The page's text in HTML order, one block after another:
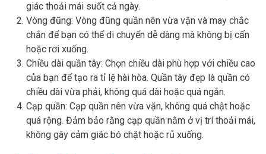
giác thoải mái suốt cả ngày.
Vòng đũng: Vòng đũng quần nên vừa vặn và may chắc
chắn để bạn có thể di chuyển dễ dàng mà không bị cấn
hoặc rơi xuống.
Chiều dài quần tây: Chọn chiều dài phù hợp với chiều cao
của bạn để tạo ra tỉ lệ hài hòa. Quần tây đẹp là quần có
chiều dài vừa phải, không quá dài hoặc quá ngắn.
Cạp quần: Cạp quần nên vừa vặn, không quá chật hoặc
quá rộng. Đảm bảo rằng cạp quần nằm ở vị trí thoải mái,
không gây cảm giác bó chặt hoặc rủ xuống.